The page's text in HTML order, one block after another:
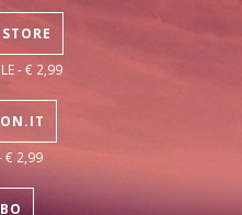
- € 2,99
€ 2,99